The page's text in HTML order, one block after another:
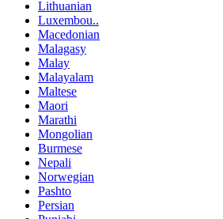
Lithuanian
Luxembou..
Macedonian
Malagasy
Malay
Malayalam
Maltese
Maori
Marathi
Mongolian
Burmese
Nepali
Norwegian
Pashto
Persian